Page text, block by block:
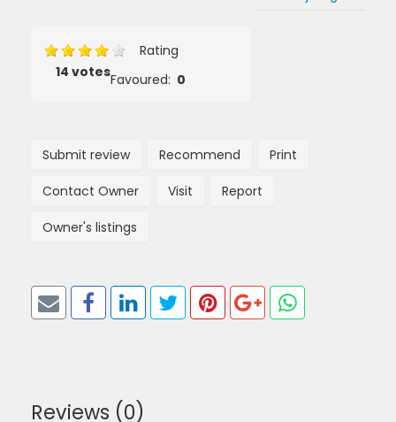
Rating
14 votesFavoured: 0
Submit review Recommend Print
Contact Owner Visit Report
Owner's listings
Reviews (0)